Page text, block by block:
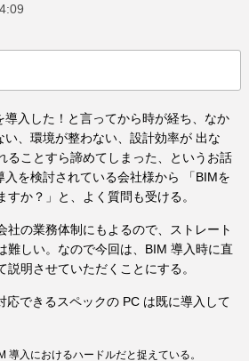
入した！と言ってから時が経ち、なか
、環境が整わない、設計効率が 出な
ることすら諦めてしまった、というお話
を検討されている会社様から 「BIMを
すか？」と、よく質問も受ける。
社の業務体制にもよるので、ストレート
難しい。なので今回は、BIM 導入時に直
明させていただくことにする。
できるスペックの PC は既に導入して
導入におけるハードルだと捉えている。